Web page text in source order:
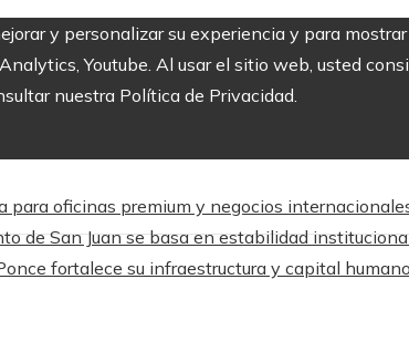
y personalizar su experiencia y para
Youtube. Al usar el sitio web, usted
nuestra Política de Privacidad.
para oficinas premium y negocios
de San Juan se basa en estabilidad
fortalece su infraestructura y capital